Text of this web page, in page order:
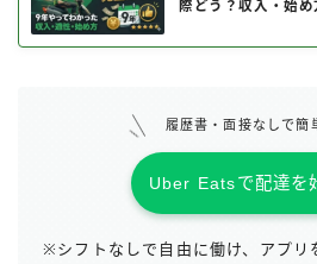
際どう？収入・始
履歴書・面接なしで簡
Uber Eatsで配達を
※シフトなしで自由に働け、アプリ